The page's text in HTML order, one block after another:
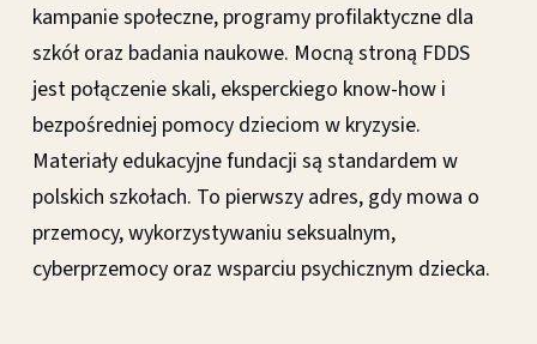
kampanie społeczne, programy profilaktyczne dla
szkół oraz badania naukowe. Mocną stroną FDDS
jest połączenie skali, eksperckiego know-how i
bezpośredniej pomocy dzieciom w kryzysie.
Materiały edukacyjne fundacji są standardem w
polskich szkołach. To pierwszy adres, gdy mowa o
przemocy, wykorzystywaniu seksualnym,
cyberprzemocy oraz wsparciu psychicznym dziecka.